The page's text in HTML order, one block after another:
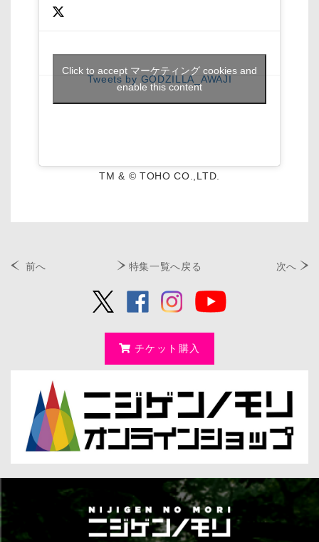
Tweets by GODZILLA_AWAJI
Click to accept マーケティング cookies and
enable this content
TM & © TOHO CO.,LTD.
前へ 特集一覧へ戻る 次へ
チケット購入